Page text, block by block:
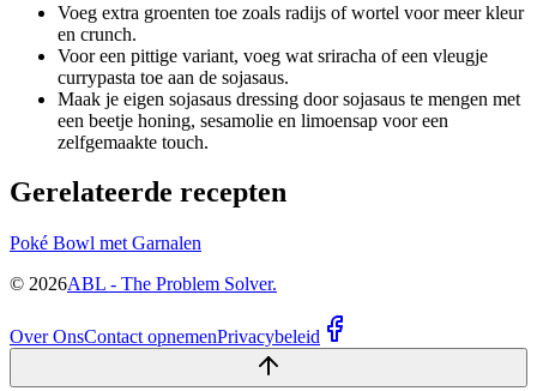
Voeg extra groenten toe zoals radijs of wortel voor meer kleur
en crunch.
Voor een pittige variant, voeg wat sriracha of een vleugje
currypasta toe aan de sojasaus.
Maak je eigen sojasaus dressing door sojasaus te mengen met
een beetje honing, sesamolie en limoensap voor een
zelfgemaakte touch.
Gerelateerde recepten
Poké Bowl met Garnalen
© 2026ABL - The Problem Solver.
Over OnsContact opnemenPrivacybeleid